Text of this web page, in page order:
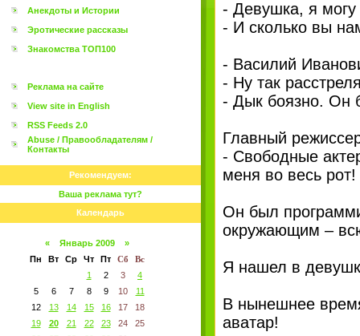
Анекдоты и Истории
Эротические рассказы
Знакомства ТОП100
Реклама на сайте
View site in English
RSS Feeds 2.0
Abuse / Правообладателям /
Контакты
Рекомендуем:
Ваша реклама тут?
Календарь
« Январь 2009
»
Пн
Вт Ср Чт Пт Сб
Вс
1
2 3
4
5
6 7 8 9 10
11
12
13 14 15 16 17
18
19
20 21 22 23 24
25
- Девушка, я могу
- И сколько вы
- Василий
- Ну так
- Дык боязно. Он
Главный
- Свободные
меня во весь
Он был
окружающим –
Я нашел в
В нынешнее
аватар!